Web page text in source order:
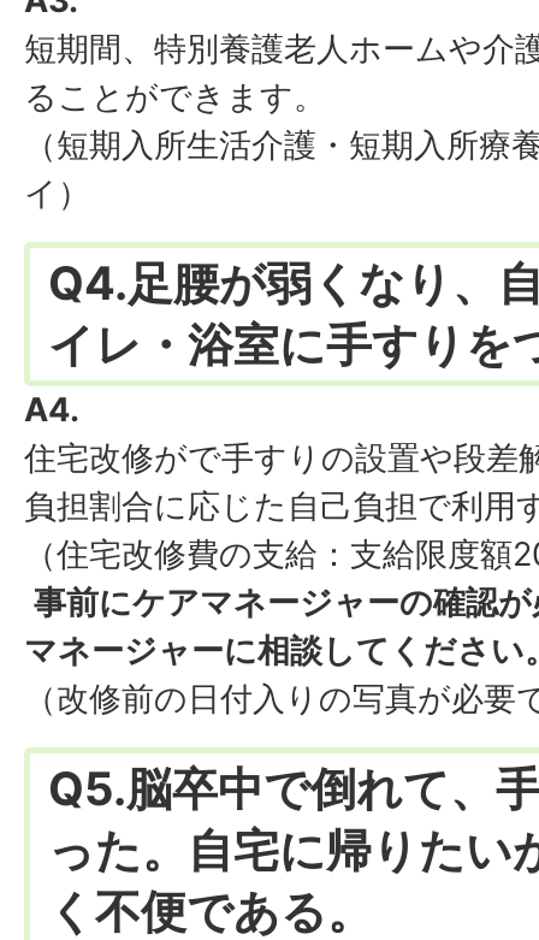
短期間、特別養護老人ホームや介
ることができます。
（短期入所生活介護・短期入所療
イ）
Q4.足腰が弱くなり、
イレ・浴室に手すりを
A4.
住宅改修がで手すりの設置や段差
負担割合に応じた自己負担で利用
（住宅改修費の支給：支給限度額
事前にケアマネージャーの確認
マネージャーに相談してください
（改修前の日付入りの写真が必要
Q5.脳卒中で倒れて、
った。自宅に帰りたい
く不便である。